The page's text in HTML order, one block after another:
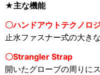
★主な機能
〇ハンドアウトテクノロ
止水ファスナー式の大き
〇Strangler Strap
開いたグローブの周りに